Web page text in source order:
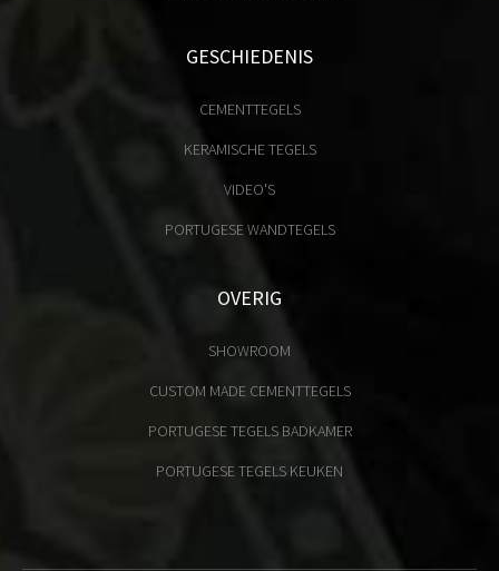
GESCHIEDENIS
CEMENTTEGELS
KERAMISCHE TEGELS
VIDEO'S
PORTUGESE WANDTEGELS
OVERIG
SHOWROOM
CUSTOM MADE CEMENTTEGELS
PORTUGESE TEGELS BADKAMER
PORTUGESE TEGELS KEUKEN